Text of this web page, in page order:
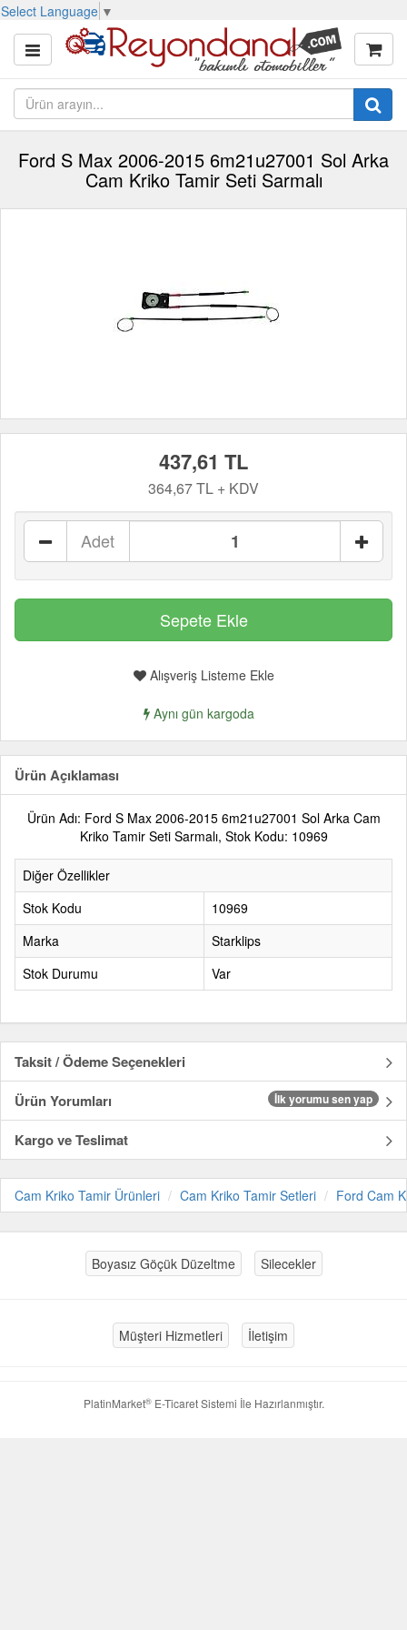
Select Language ▼
Ford S Max 2006-2015 6m21u27001 Sol Arka
Cam Kriko Tamir Seti Sarmalı
437,61 TL
364,67 TL + KDV
Adet
Alışveriş Listeme Ekle
Aynı gün kargoda
Ürün Açıklaması
Ürün Adı: Ford S Max 2006-2015 6m21u27001 Sol Arka Cam
Kriko Tamir Seti Sarmalı, Stok Kodu: 10969
Diğer Özellikler
Stok Kodu
10969
Marka
Starklips
Stok Durumu
Var
Taksit / Ödeme Seçenekleri
Ürün Yorumları
İlk yorumu sen yap
Kargo ve Teslimat
Cam Kriko Tamir Ürünleri Cam Kriko Tamir Setleri Ford Cam
Boyasız Göçük Düzeltme Silecekler
Müşteri Hizmetleri İletişim
PlatinMarket®E-Ticaret Sistemi İle Hazırlanmıştır.